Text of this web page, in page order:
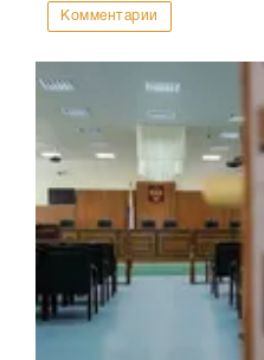
Комментарии